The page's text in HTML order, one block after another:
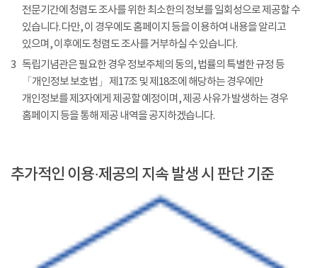
전문기간에 청렴도 조사를 위한 최소한의 정보를 일회성으로 제공할 수
있습니다. 다만, 이 경우에도 홈페이지 등을 이용하여 내용을 알리고
있으며, 이후에도 청렴도 조사를 거부하실 수 있습니다.
3 독립기념관은 필요한 경우 정보주체의 동의, 법률의 특별한 규정 등
「개인정보 보호법」 제17조 및 제18조에 해당하는 경우에만
개인정보를 제3자에게 제공할 예정이며, 제공 사유가 발생하는 경우
홈페이지 등을 통해 제공 내역을 공지하겠습니다.
추가적인 이용·제공의 지속 발생 시 판단 기준